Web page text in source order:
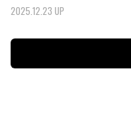
2025.12.23 UP